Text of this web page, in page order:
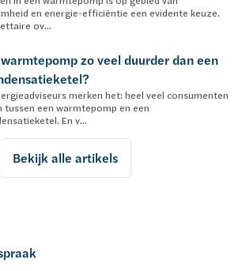
en energie-efficiëntie een evidente keuze.
ov...
zo veel duurder dan een
merken het: heel veel consumenten
tussen een warmtepomp en een
En v...
Bekijk alle artikels